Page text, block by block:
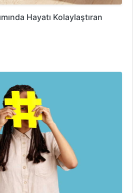
Hayatı Kolaylaştıran